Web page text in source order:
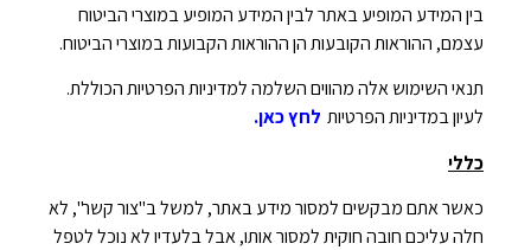
בין המידע המופיע באתר לבין המידע המופיע במוצרי הביטוח
עצמם, ההוראות הקובעות הן ההוראות הקבועות במוצרי הביטוח.
תנאי השימוש אלה מהווים השלמה למדיניות הפרטיות הכוללת.
לעיון במדיניותהפרטיות לחץ כאן.
כללי
כאשר אתם מבקשים למסור מידע באתר, למשל ב"צור קשר", לא
חלה עליכם חובה חוקית למסור אותו, אבל בלעדיו לא נוכל לטפל